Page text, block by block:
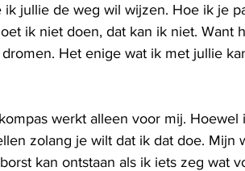
ik jullie de weg wil wijzen. Hoe ik je
ik niet doen, dat kan ik niet. Want
Het enige wat ik met jullie
werkt alleen voor mij.
zolang je wilt dat ik dat doe. Mijn
kan ontstaan als ik iets zeg wat